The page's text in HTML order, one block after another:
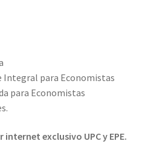
Integral para Economistas
para Economistas
exclusivo UPC y EPE.